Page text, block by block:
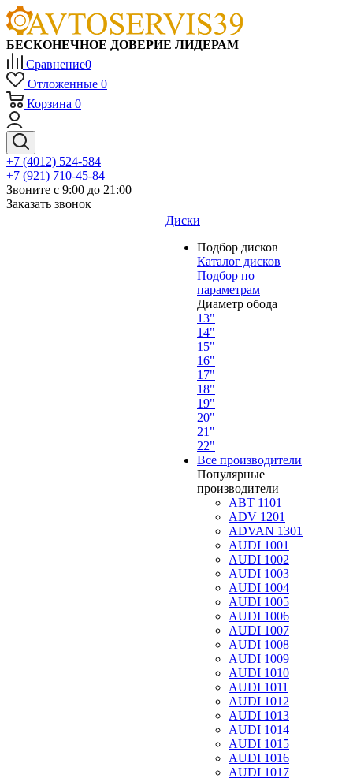
БЕСКОНЕЧНОЕ ДОВЕРИЕ ЛИДЕРАМ
Сравнение0
Отложенные 0
Корзина 0
+7 (4012) 524-584
+7 (921) 710-45-84
Звоните с 9:00 до 21:00
Заказать звонок
Диски
Подбор дисков
Каталог дисков
Подбор по
параметрам
Диаметр обода
13"
14"
15"
16"
17"
18"
19"
20"
21"
22"
Все производители
Популярные
производители
ABT 1101
ADV 1201
ADVAN 1301
AUDI 1001
AUDI 1002
AUDI 1003
AUDI 1004
AUDI 1005
AUDI 1006
AUDI 1007
AUDI 1008
AUDI 1009
AUDI 1010
AUDI 1011
AUDI 1012
AUDI 1013
AUDI 1014
AUDI 1015
AUDI 1016
AUDI 1017